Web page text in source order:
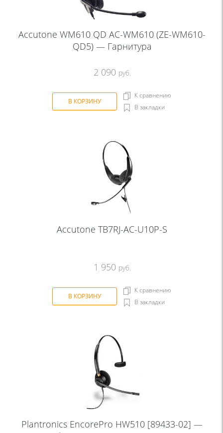
Accutone WM610 QD AC-WM610 (ZE-WM610-
QD5) — Гарнитура
2 090 руб.
В КОРЗИНУ
К сравнению
В закладки
Accutone TB7RJ-AC-U10P-S
1 950 руб.
В КОРЗИНУ
К сравнению
В закладки
Plantronics EncorePro HW510 [89433-02] —